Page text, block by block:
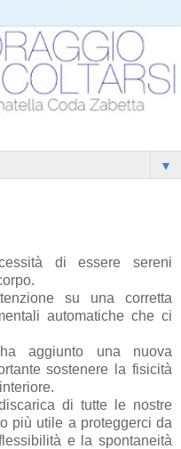
▼
di essere sereni
su una corretta
automatiche che ci
aggiunto una nuova
sostenere la fisicità
di tutte le nostre
più utile a proteggerci da
e la spontaneità